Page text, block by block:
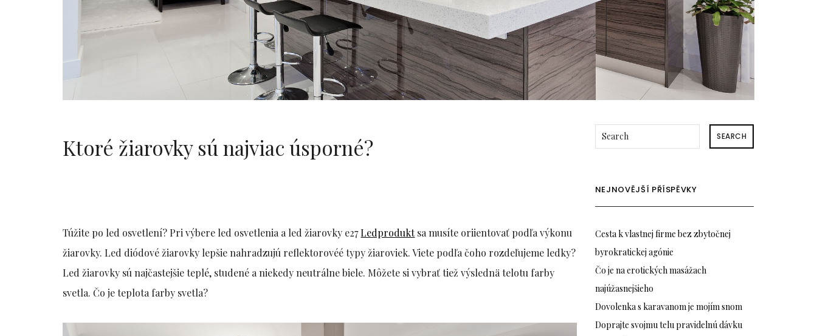
Ktoré žiarovky sú najviac úsporné?
Túžite po led osvetlení? Pri výbere led osvetlenia a led žiarovky e27Ledproduktsa musíte oriientovať podľa výkonu
žiarovky. Led diódové žiarovky lepšie nahradzujú reflektorovéé typy žiaroviek. Viete podľa čoho rozdeľujeme ledky?
Led žiarovky sú najčastejšie teplé, studené a niekedy neutrálne biele. Môžete si vybrať tiež výslednä telotu farby
svetla. Čo je teplota farby svetla?
SEARCH
NEJNOVĚJŠÍ PŘÍSPĚVKY
Cesta k vlastnej firme bez zbytočnej
byrokratickej agónie
Čo je na erotických masážach
najúžasnejšieho
Dovolenka s karavanom je mojím snom
Doprajte svojmu telu pravidelnú dávku